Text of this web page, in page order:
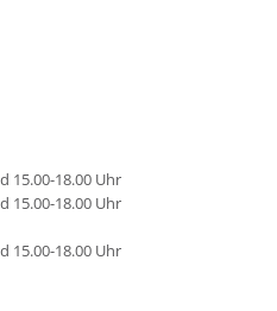
15.00-18.00 Uhr
15.00-18.00 Uhr
15.00-18.00 Uhr